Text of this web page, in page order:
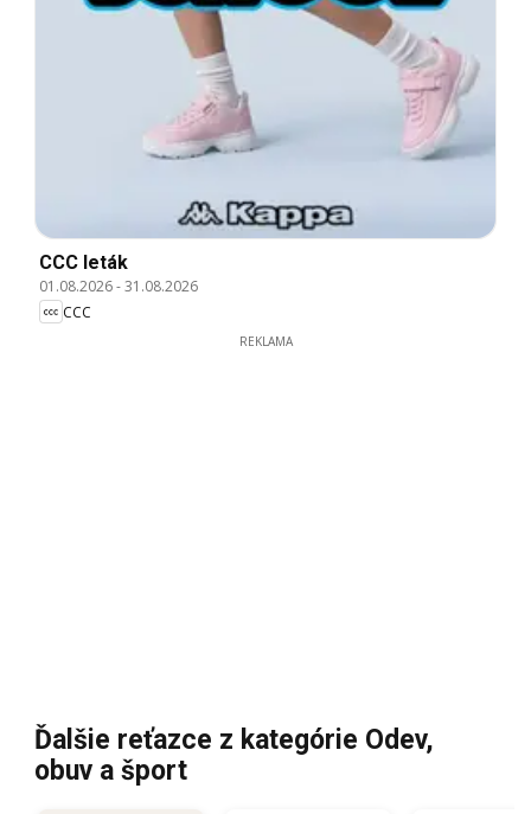
CCC leták
01.08.2026-31.08.2026
CCC
REKLAMA
Ďalšie reťazce z kategórie Odev,
obuv a šport